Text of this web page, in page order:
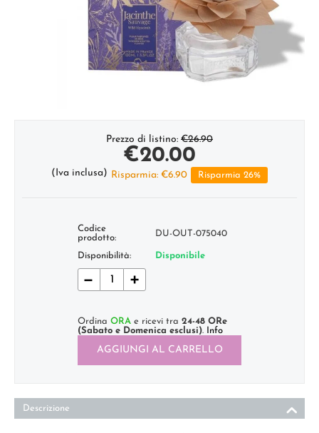
Prezzo di listino: €26.90
€20.00
(Iva inclusa) Risparmia: €6.90 Risparmia 26%
Codice
prodotto:
DU-OUT-075040
Disponibilità: Disponibile
+
−
Ordina ORA e ricevi tra 24-48 ORe
(Sabato e Domenica esclusi). Info
AGGIUNGI AL CARRELLO
Descrizione